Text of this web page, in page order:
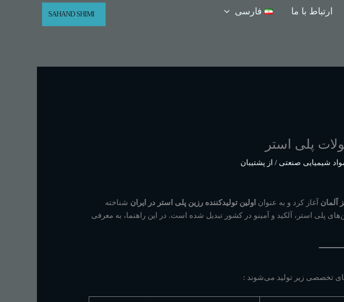
ارتباط با ما فارسی SAHAND SHIMI
پلی استر
شیمیایی صنعتی / از پشتیبان
آلمان آغاز کرد و به عنوان اولین تولیدکننده رزین پلی استر در ایران شناخته
پلی استر، آلکید و آمینو در کشور تبدیل شده است. در این راهنما، به معرفی
تخصصی زیر تولید می‌شوند :